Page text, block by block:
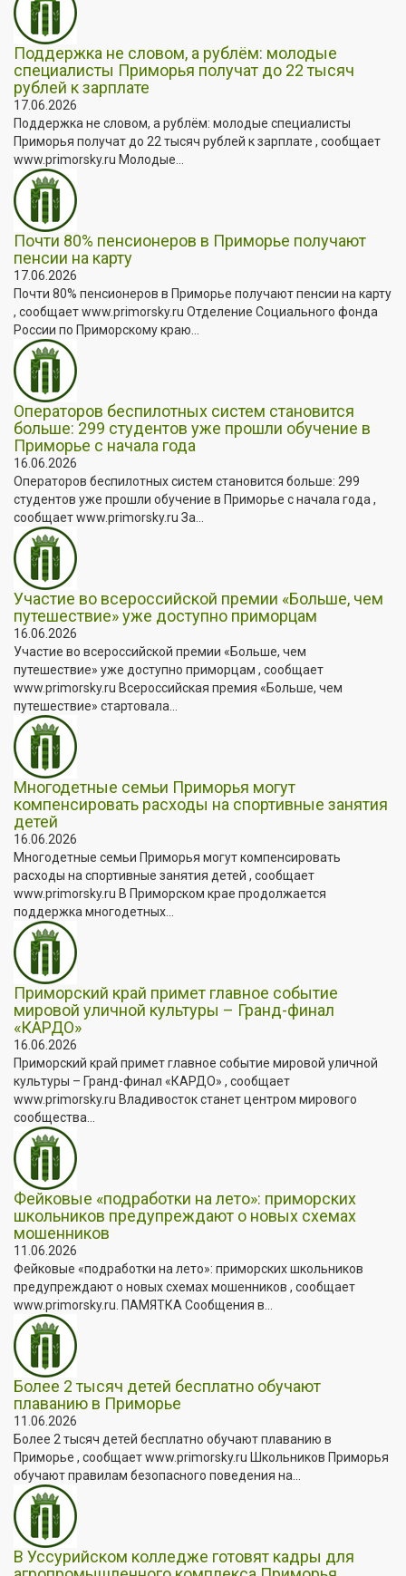
Поддержка не словом, а рублём: молодые
специалисты Приморья получат до 22 тысяч
рублей к зарплате
17.06.2026
Поддержка не словом, а рублём: молодые специалисты
Приморья получат до 22 тысяч рублей к зарплате , сообщает
www.primorsky.ru Молодые...
Почти 80% пенсионеров в Приморье получают
пенсии на карту
17.06.2026
Почти 80% пенсионеров в Приморье получают пенсии на карту
, сообщает www.primorsky.ru Отделение Социального фонда
России по Приморскому краю...
Операторов беспилотных систем становится
больше: 299 студентов уже прошли обучение в
Приморье с начала года
16.06.2026
Операторов беспилотных систем становится больше: 299
студентов уже прошли обучение в Приморье с начала года ,
сообщает www.primorsky.ru За...
Участие во всероссийской премии «Больше, чем
путешествие» уже доступно приморцам
16.06.2026
Участие во всероссийской премии «Больше, чем
путешествие» уже доступно приморцам , сообщает
www.primorsky.ru Всероссийская премия «Больше, чем
путешествие» стартовала...
Многодетные семьи Приморья могут
компенсировать расходы на спортивные занятия
детей
16.06.2026
Многодетные семьи Приморья могут компенсировать
расходы на спортивные занятия детей , сообщает
www.primorsky.ru В Приморском крае продолжается
поддержка многодетных...
Приморский край примет главное событие
мировой уличной культуры – Гранд-финал
«КАРДО»
16.06.2026
Приморский край примет главное событие мировой уличной
культуры – Гранд-финал «КАРДО» , сообщает
www.primorsky.ru Владивосток станет центром мирового
сообщества...
Фейковые «подработки на лето»: приморских
школьников предупреждают о новых схемах
мошенников
11.06.2026
Фейковые «подработки на лето»: приморских школьников
предупреждают о новых схемах мошенников , сообщает
www.primorsky.ru. ПАМЯТКА Сообщения в...
Более 2 тысяч детей бесплатно обучают
плаванию в Приморье
11.06.2026
Более 2 тысяч детей бесплатно обучают плаванию в
Приморье , сообщает www.primorsky.ru Школьников Приморья
обучают правилам безопасного поведения на...
В Уссурийском колледже готовят кадры для